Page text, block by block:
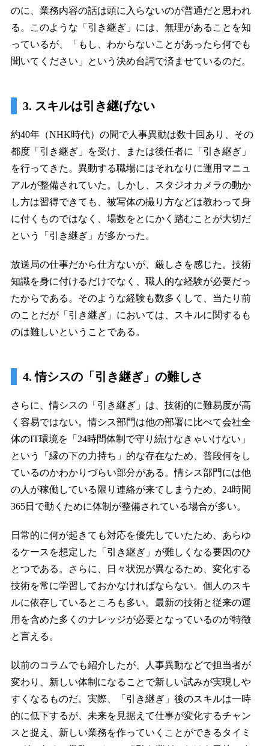
のに、業務内容の話は頭に入らないのが普通だと思われ
る。このような「引き継ぎ」には、無理があることを知
っているが、「もし、わからないことがあったら何でも
聞いてください」という決め台詞で済ませているのだ。
3. スキルは引き継げない
約40年（NHK時代）の間で人事異動は数十回あり、その
都度「引き継ぎ」を受け、または後任者に「引き継ぎ」
を行ってきた。異動する職場にはそれなりに運用マニュ
アルが整備されていた。しかし、スタジオカメラの動か
し方は習得できても、被写体の撮り方などは教わって身
に付くものではなく、場数をとにかく踏むことが大切だ
という「引き継ぎ」が多かった。
放送局の仕事だから仕方ないが、厳しさを感じた。技術
知識を身に付けるだけでなく、職人的な経験が必要だっ
たからである。そのような経験も数多くして、当たり前
のことだが「引き継ぎ」においては、スキルに関するも
のは難しいということである。
4. 情シスの「引き継ぎ」の難しさ
さらに、情シスの「引き継ぎ」は、技術的に難易度が高
く容易ではない。情シス部門は他の部署に比べて会社全
体のIT環境を「24時間体制で守り続けなきゃいけない」
という「縁の下の力持ち」的な存在なため、普段何をし
ているのかわかりづらい部分がある。情シス部門には他
の人が稼働している限り連絡が来てしまうため、24時間
365日で動くために体制が整備されている場合が多い。
日常的に何が起きても対応を優先していたため、あらゆ
るケースを想定した「引き継ぎ」が難しくなる要因のひ
とつである。さらに、日々状況が異なるため、変化する
技術を常に学習しておかなければならない。個人のスキ
ルに依存しているところも多い。最新の技術と従来の運
用を含めた多くのナレッジが必要となっているのが特徴
と言える。
以前のコラムでも紹介したが、人事異動などで担当者が
変わり、新しい体制になることで新しい試みが実現しや
すくなるものだ。実際、「引き継ぎ」後のスキルは一時
的に低下するが、未来を見据えて仕事が変化するチャン
スと捉え、新しい業務を作っていくことができるタイミ